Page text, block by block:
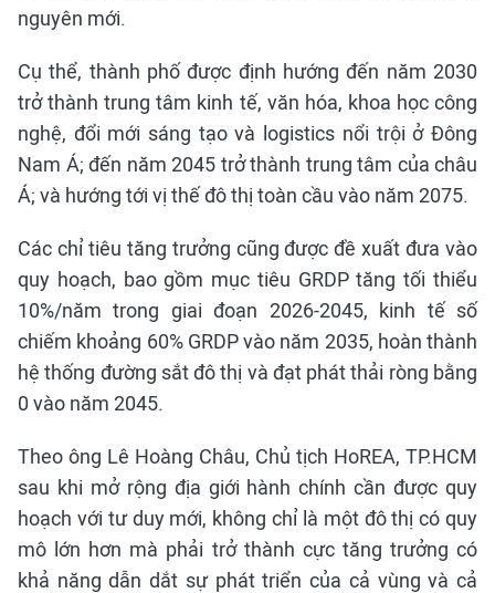
nguyên mới.
Cụ thể, thành phố được định hướng đến năm 2030
trở thành trung tâm kinh tế, văn hóa, khoa học công
nghệ, đổi mới sáng tạo và logistics nổi trội ở Đông
Nam Á; đến năm 2045 trở thành trung tâm của châu
Á; và hướng tới vị thế đô thị toàn cầu vào năm 2075.
Các chỉ tiêu tăng trưởng cũng được đề xuất đưa vào
quy hoạch, bao gồm mục tiêu GRDP tăng tối thiểu
10%/năm trong giai đoạn 2026-2045, kinh tế số
chiếm khoảng 60% GRDP vào năm 2035, hoàn thành
hệ thống đường sắt đô thị và đạt phát thải ròng bằng
0 vào năm 2045.
Theo ông Lê Hoàng Châu, Chủ tịch HoREA, TP.HCM
sau khi mở rộng địa giới hành chính cần được quy
hoạch với tư duy mới, không chỉ là một đô thị có quy
mô lớn hơn mà phải trở thành cực tăng trưởng có
khả năng dẫn dắt sự phát triển của cả vùng và cả